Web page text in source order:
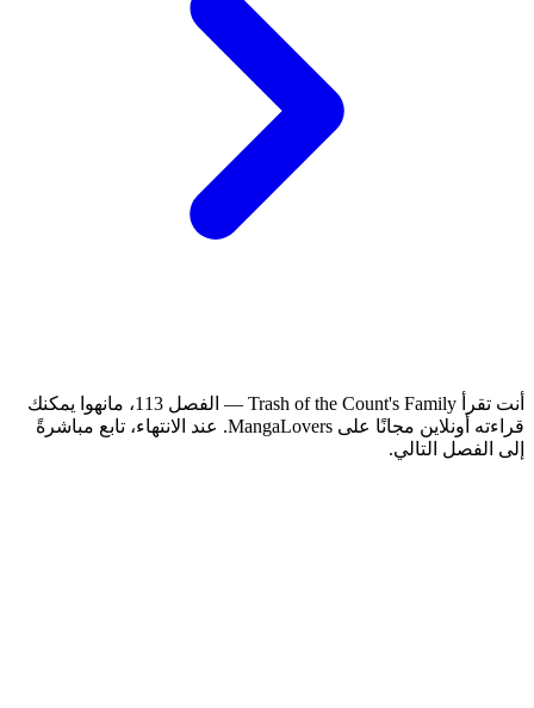
أنت تقرأ Trash of the Count's Family — الفصل 113، مانهوا يمكنك
قراءته أونلاين مجانًا على MangaLovers.
عند الانتهاء، تابع مباشرةً
إلى الفصل التالي.